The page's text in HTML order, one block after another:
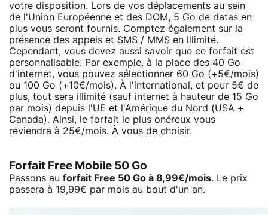
votre disposition. Lors de vos déplacements au sein
de l'Union Européenne et des DOM, 5 Go de datas en
plus vous seront fournis. Comptez également sur la
présence des appels et SMS / MMS en illimité.
Cependant, vous devez aussi savoir que ce forfait est
personnalisable. Par exemple, à la place des 40 Go
d'internet, vous pouvez sélectionner 60 Go (+5€/mois)
ou 100 Go (+10€/mois). À l'international, et pour 5€ de
plus, tout sera illimité (sauf internet à hauteur de 15 Go
par mois) depuis l'UE et l'Amérique du Nord (USA +
Canada). Ainsi, le forfait le plus onéreux vous
reviendra à 25€/mois. À vous de choisir.
Forfait Free Mobile 50 Go
Passons au forfait Free 50 Go à 8,99€/mois. Le prix
passera à 19,99€ par mois au bout d'un an.